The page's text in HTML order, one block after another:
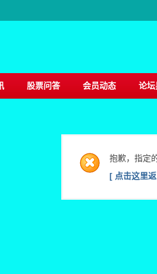
股票问答 会员动态 论坛
抱歉，指定
[ 点击这里